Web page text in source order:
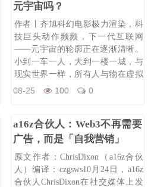
元宇宙吗？
作者丨齐旭科幻电影极力渲染，科
技巨头动作频频，下一代互联网
——元宇宙的轮廓正在逐渐清晰。
小到一车一人，大到一楼一城，与
现实世界一样，所有人与物在虚拟
空间构成了庞
08-25 100 0
a16z合伙人：Web3不再需要
广告，而是「自我营销」
原文作者：ChrisDixon（a16z合伙
人）编译：czgsws10月24日，a16z
合伙人ChrisDixon在社交媒体上发